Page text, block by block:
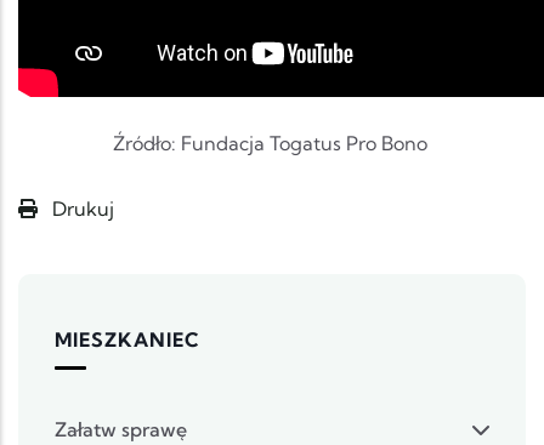
Źródło: Fundacja Togatus Pro Bono
Drukuj
MIESZKANIEC
Załatw sprawę